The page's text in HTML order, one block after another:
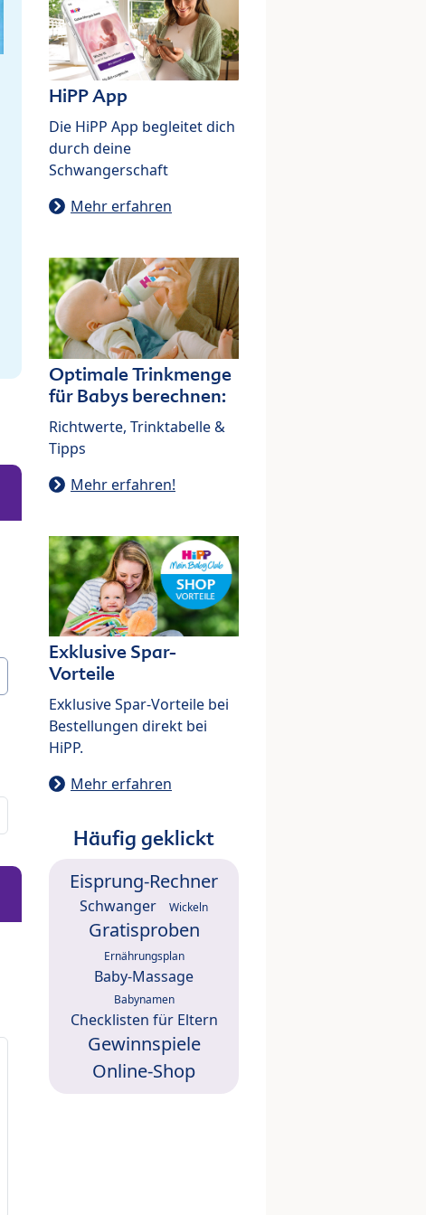
HiPP App
Die HiPP App begleitet dich
durch deine
Schwangerschaft
Mehr erfahren
Optimale Trinkmenge
für Babys berechnen:
Richtwerte, Trinktabelle &
Tipps
Mehr erfahren!
Exklusive Spar-
Vorteile
Exklusive Spar-Vorteile bei
Bestellungen direkt bei
HiPP.
Mehr erfahren
Häufig geklickt
Eisprung-Rechner
Schwanger Wickeln
Gratisproben
Ernährungsplan
Baby-Massage
Babynamen
Checklisten für Eltern
Gewinnspiele
Online-Shop